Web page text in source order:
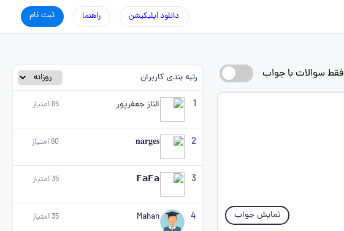
ثبت نام راهنما دانلود اپلیکیشن
فقط سوالات با جواب
نمایش جواب
رتبه بندی کاربران
1 الناز جعفرپور 65امتیاز
2
𝐧𝐚𝐫𝐠𝐞𝐬
60امتیاز
3
𝗙𝗮𝗙𝗮
35امتیاز
4
Mahan
35امتیاز